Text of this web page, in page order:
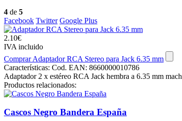
4 de 5
Facebook Twitter Google Plus
2.10€
IVA incluido
Comprar Adaptador RCA Stereo para Jack 6.35 mm
Características: Cod. EAN: 8660000010786
Adaptador 2 x estéreo RCA Jack hembra a 6.35 mm
Productos relacionados:
Cascos Negro Bandera España